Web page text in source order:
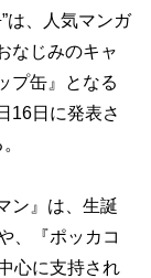
は、人気マンガ
なじみのキャ
プ缶』となる
16日に発表さ
ン』は、生誕
、『ポッカコ
心に支持され